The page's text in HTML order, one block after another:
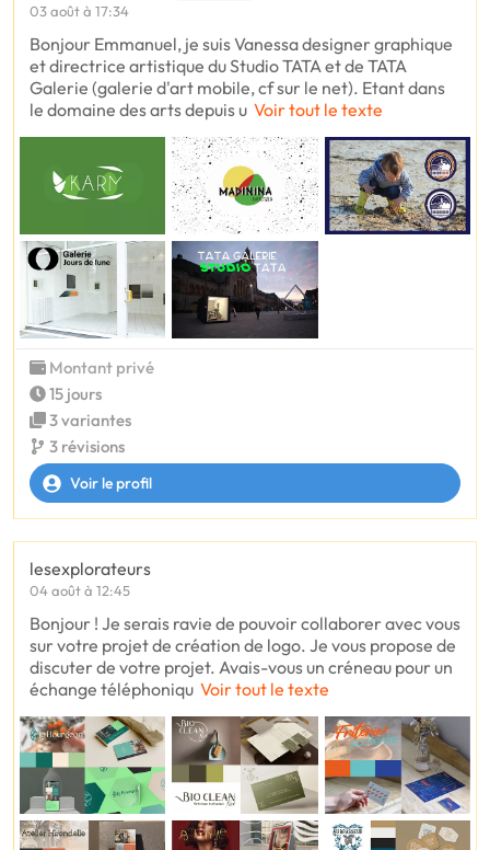
03 août à 17:34
Bonjour Emmanuel, je suis Vanessa designer graphique
et directrice artistique du Studio TATA et de TATA
Galerie (galerie d'art mobile, cf sur le net). Etant dans
le domaine des arts depuis u Voir tout le texte
Montant privé
15 jours
3 variantes
3 révisions
Voir le profil
lesexplorateurs
04 août à 12:45
Bonjour ! Je serais ravie de pouvoir collaborer avec vous
sur votre projet de création de logo. Je vous propose de
discuter de votre projet. Avais-vous un créneau pour un
échange téléphoniqu Voir tout le texte